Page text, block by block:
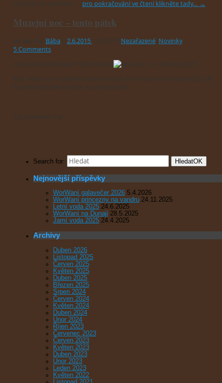
pro pokračování ve čtení klikněte tady… →
Muzejní noc – tento pátek
Bába 2.6.2015 Nezařazené, Novinky
5 Comments
Search for: HledatOK
Nejnovější příspěvky
WorWaní galavečer 2026 5.4.2026
WorWaní princezny na vandru 24.11.2025
Letní voda 2025 24.6.2025
WorWaní na Dunaji 28.5.2025
Jarní voda 2025 24.4.2025
Archivy
Duben 2026
Listopad 2025
Červen 2025
Květen 2025
Duben 2025
Březen 2025
Srpen 2024
Červen 2024
Květen 2024
Duben 2024
Únor 2024
Říjen 2023
Červenec 2023
Červen 2023
Květen 2023
Duben 2023
Únor 2023
Leden 2023
Květen 2022